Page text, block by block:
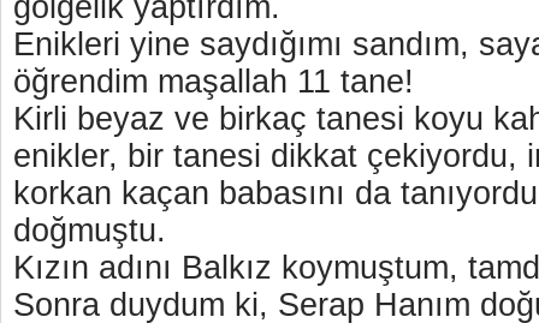
gölgelik yaptırdım.
Enikleri yine saydığımı sandım,
öğrendim maşallah 11 tane!
Kirli beyaz ve birkaç tanesi koyu
enikler, bir tanesi dikkat çekiyordu,
korkan kaçan babasını da
doğmuştu.
Kızın adını Balkız koymuştum,
Sonra duydum ki, Serap Hanım